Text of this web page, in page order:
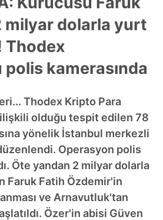
milyar dolarla yurt
Thodex
kamerasında
Thodex Kripto Para
olduğu tespit edilen 78
yönelik İstanbul merkezli
Operasyon polis
Öte yandan 2 milyar dolarla
Faruk Fatih Özdemir'in
ve Arnavutluk'tan
Özer'in abisi Güven